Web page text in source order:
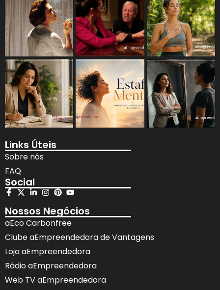
Links Úteis
Sobre nós
FAQ
Social
Nossos Negócios
aEco Carbonfree
Clube aEmpreendedora de Vantagens
Loja aEmpreendedora
Rádio aEmpreendedora
Web TV aEmpreendedora